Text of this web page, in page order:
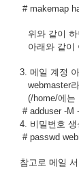
# makemap
위와 같이 하
아래와 같이
3. 메일 계정
webmaster
(/home/에는
# adduser -M
4. 비밀번호 생
# passwd
참고로 메일